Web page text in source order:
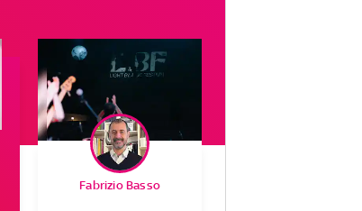
Fabrizio Basso